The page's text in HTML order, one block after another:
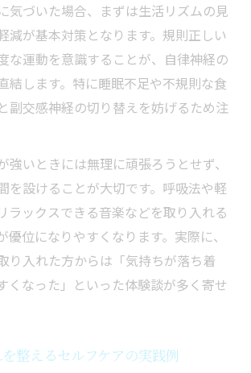
気づいた場合、まずは生活リズムの見
減が基本対策となります。規則正しい
な運動を意識することが、自律神経の
結します。特に睡眠不足や不規則な食
副交感神経の切り替えを妨げるため注
強いときには無理に頑張ろうとせず、
を設けることが大切です。呼吸法や軽
ラックスできる音楽などを取り入れる
優位になりやすくなります。実際に、
り入れた方からは「気持ちが落ち着
くなった」といった体験談が多く寄せ
整えるセルフケアの実践例